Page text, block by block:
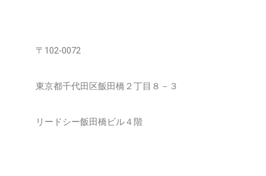
〒102‐0072
東京都千代田区飯田橋２丁目８－３
リードシー飯田橋ビル４階